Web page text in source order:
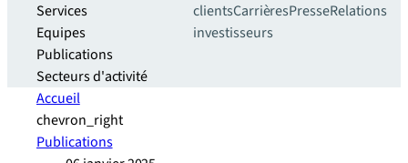
Services
Equipes
Publications
Secteurs d'activité
clientsCarrièresPresseRelations
investisseurs
Accueil
chevron_right
Publications